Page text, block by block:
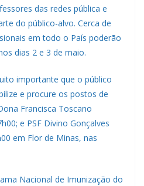
das redes pública e
do público-alvo. Cerca de
em todo o País poderão
dias 2 e 3 de maio.
importante que o público
e procure os postos de
Francisca Toscano
e PSF Divino Gonçalves
em Flor de Minas, nas
Nacional de Imunização do